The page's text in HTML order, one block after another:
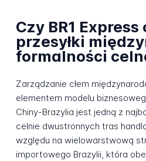
Czy BR1 Express
przesyłki
formalności
Zarządzanie cłem
elementem modelu
Chiny-Brazylia jest jedną z
celnie dwustronnych tras
względu na wielowarstwową
importowego Brazylii, która